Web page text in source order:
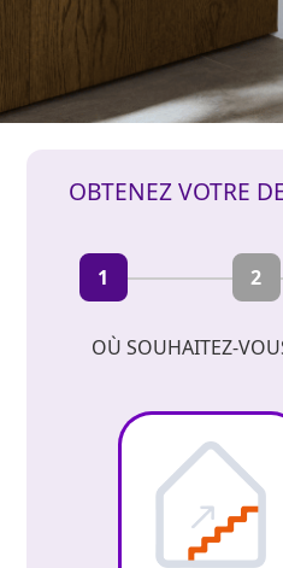
OBTENEZ VOTRE
1 2
OÙ SOUHAITEZ-